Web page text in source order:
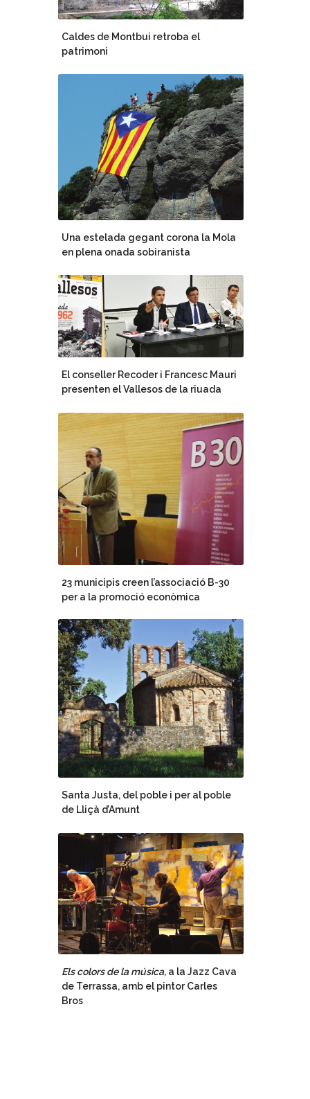
Caldes de Montbui retroba el
patrimoni
Una estelada gegant corona la Mola
en plena onada sobiranista
El conseller Recoder i Francesc Mauri
presenten el Vallesos de la riuada
23 municipis creen l’associació B-30
per a la promoció econòmica
Santa Justa, del poble i per al poble
de Lliçà d’Amunt
Els colors de la música, a la Jazz Cava
de Terrassa, amb el pintor Carles
Bros